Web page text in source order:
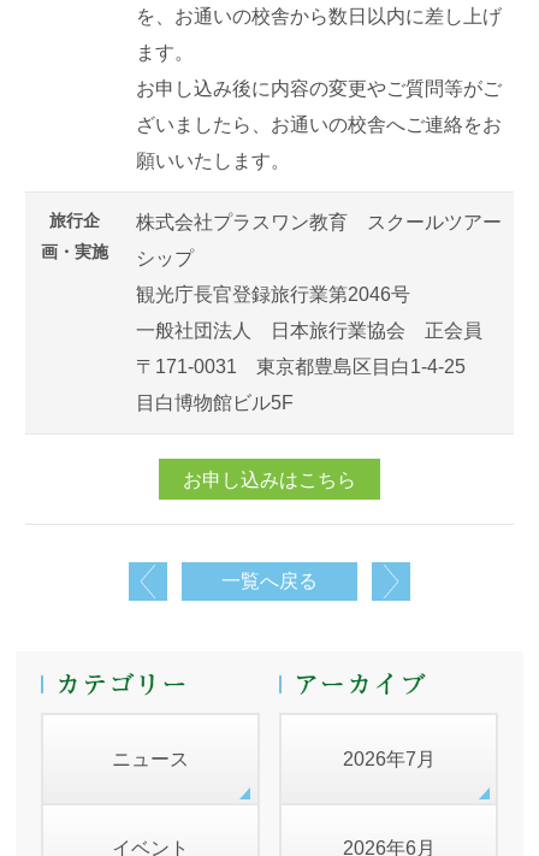
を、お通いの校舎から数日以内に差し上げ
ます。
お申し込み後に内容の変更やご質問等がご
ざいましたら、お通いの校舎へご連絡をお
願いいたします。
旅行企
画・実施
株式会社プラスワン教育 スクールツアー
シップ
観光庁長官登録旅行業第2046号
一般社団法人 日本旅行業協会 正会員
〒171-0031 東京都豊島区目白1-4-25
目白博物館ビル5F
お申し込みはこちら
一覧へ戻る
ニュース
イベント
2026年7月
2026年6月